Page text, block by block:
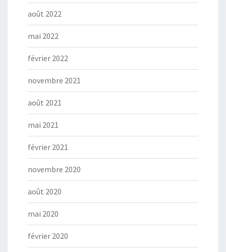
août 2022
mai 2022
février 2022
novembre 2021
août 2021
mai 2021
février 2021
novembre 2020
août 2020
mai 2020
février 2020